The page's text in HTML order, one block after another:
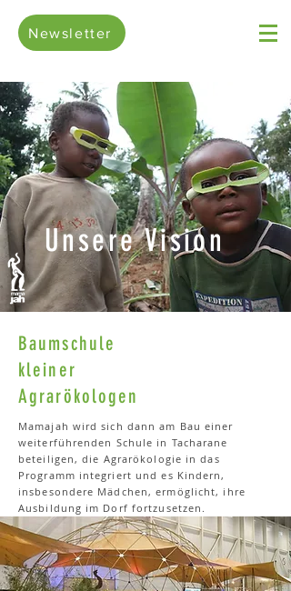
Newsletter
Unsere Vision
Baumschule
kleiner
Agrarökologen
Mamajah wird sich dann am Bau einer
weiterführenden Schule in Tacharane
beteiligen, die Agrarökologie in das
Programm integriert und es Kindern,
insbesondere Mädchen, ermöglicht, ihre
Ausbildung im Dorf fortzusetzen.